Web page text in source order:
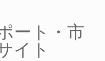
ート・市
イト